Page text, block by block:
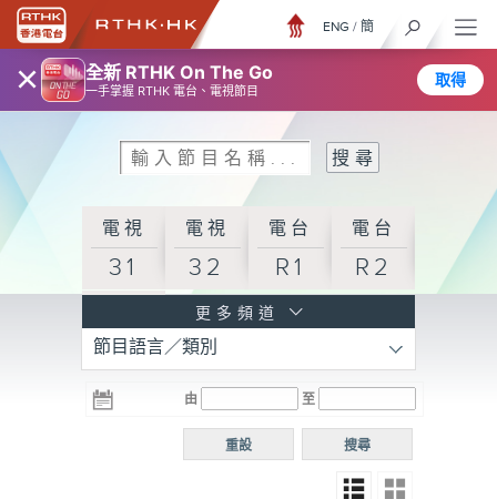
× 全新 RTHK On The Go
一手掌握 RTHK 電台、電視節目
取得
ENG / 簡
電視
31
電視
32
電台
R1
電台
R2
R3
電台 電台
R5
電台
普通
更多頻道
節目語言／類別
由 至
搜尋
重設